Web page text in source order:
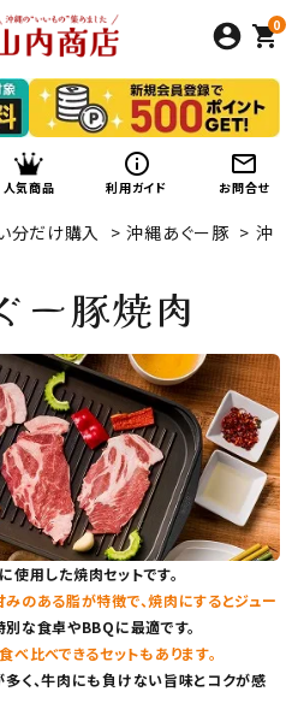
0
shopping_cart
人気商品
info_outline
利用ガイド
mail_outline
お問合せ
分だけ購入 > 沖縄あぐー豚 > 沖
ー豚焼肉
用した焼肉セットです。
のある脂が特徴で、焼肉にするとジュー
別な食卓やBBQに最適です。
べ比べできるセットもあります。
く、牛肉にも負けない旨味とコクが感